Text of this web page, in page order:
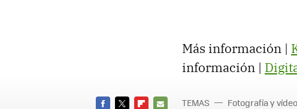
Más información |
información |
TEMAS Fotografía y vídeo